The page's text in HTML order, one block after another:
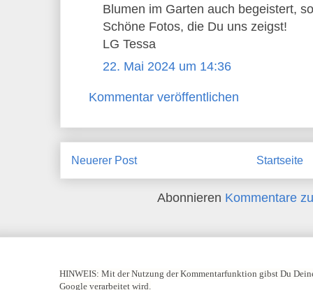
Blumen im Garten auch begeistert,
Schöne Fotos, die Du uns zeigst!
LG Tessa
22. Mai 2024 um 14:36
Kommentar veröffentlichen
Neuerer Post Startseite
Abonnieren Kommentare
HINWEIS: Mit der Nutzung der Kommentarfunktion gibst Du
Google verarbeitet wird.